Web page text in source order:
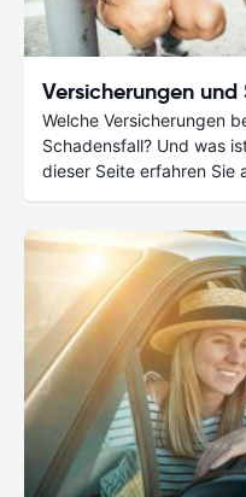
Versicherungen
Welche Versicherungen
Schadensfall? Und was
dieser Seite erfahren Sie